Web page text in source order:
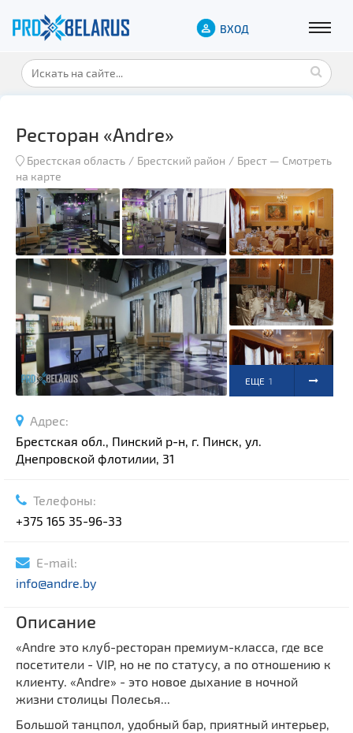
ВХОД
Ресторан «Andre»
Брестская область Брестский район Брест — Смотреть
на карте
ЕЩЕ 1
Адрес:
Брестская обл., Пинский р-н, г. Пинск, ул.
Днепровской флотилии, 31
Телефоны:
+375 165 35-96-33
E-mail:
info@andre.by
Описание
«Andre это клуб-ресторан премиум-класса, где все
посетители - VIP, но не по статусу, а по отношению к
клиенту. «Andre» - это новое дыхание в ночной
жизни столицы Полесья...
Большой танцпол, удобный бар, приятный интерьер,